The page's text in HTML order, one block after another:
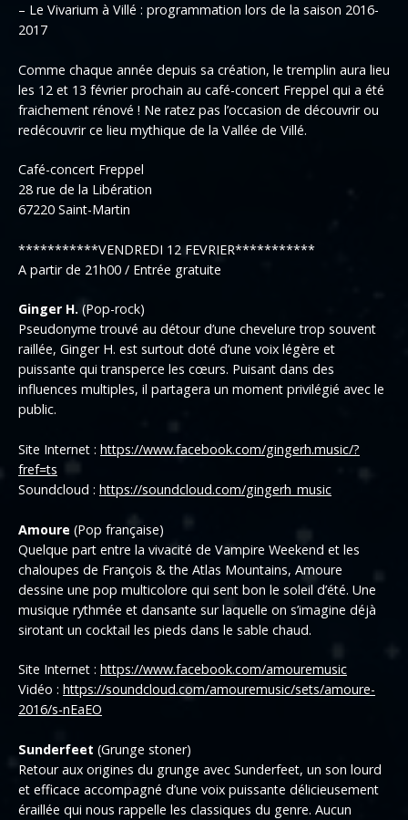
– Le Vivarium à Villé : programmation lors de la saison 2016-
2017
Comme chaque année depuis sa création, le tremplin aura lieu
les 12 et 13 février prochain au café-concert Freppel qui a été
fraichement rénové ! Ne ratez pas l’occasion de découvrir ou
redécouvrir ce lieu mythique de la Vallée de Villé.
Café-concert Freppel
28 rue de la Libération
67220 Saint-Martin
***********VENDREDI 12 FEVRIER***********
A partir de 21h00 / Entrée gratuite
Ginger H. (Pop-rock)
Pseudonyme trouvé au détour d’une chevelure trop souvent
raillée, Ginger H. est surtout doté d’une voix légère et
puissante qui transperce les cœurs. Puisant dans des
influences multiples, il partagera un moment privilégié avec le
public.
Site Internet : https://www.facebook.com/gingerh.music/?
fref=ts
Soundcloud : https://soundcloud.com/gingerh_music
Amoure (Pop française)
Quelque part entre la vivacité de Vampire Weekend et les
chaloupes de François & the Atlas Mountains, Amoure
dessine une pop multicolore qui sent bon le soleil d’été. Une
musique rythmée et dansante sur laquelle on s’imagine déjà
sirotant un cocktail les pieds dans le sable chaud.
Site Internet : https://www.facebook.com/amouremusic
Vidéo : https://soundcloud.com/amouremusic/sets/amoure-
2016/s-nEaEO
Sunderfeet (Grunge stoner)
Retour aux origines du grunge avec Sunderfeet, un son lourd
et efficace accompagné d’une voix puissante délicieusement
éraillée qui nous rappelle les classiques du genre. Aucun